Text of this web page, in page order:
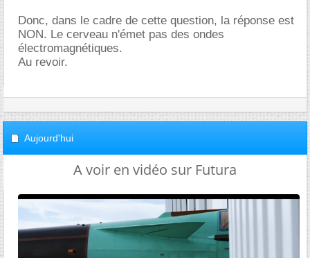
Donc, dans le cadre de cette question, la réponse est
NON. Le cerveau n'émet pas des ondes
électromagnétiques.
Au revoir.
Aujourd'hui
A voir en vidéo sur Futura